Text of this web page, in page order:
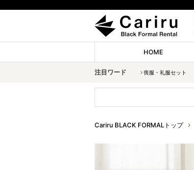
HOME
注目ワード 喪服・礼服セット
Cariru BLACK FORMALトップ